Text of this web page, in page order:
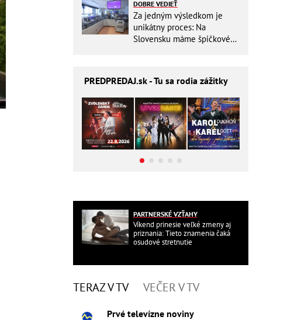
DOBRE VEDIEŤ
Za jedným výsledkom je
unikátny proces: Na
Slovensku máme špičkové
PREDPREDAJ.sk - Tu sa rodia zážitky
PARTNERSKÉ VZŤAHY
Víkend prinesie veľké zmeny aj
priznania: Tieto znamenia čaká
osudové stretnutie
TERAZ V TV VEČER V TV
Prvé televízne noviny